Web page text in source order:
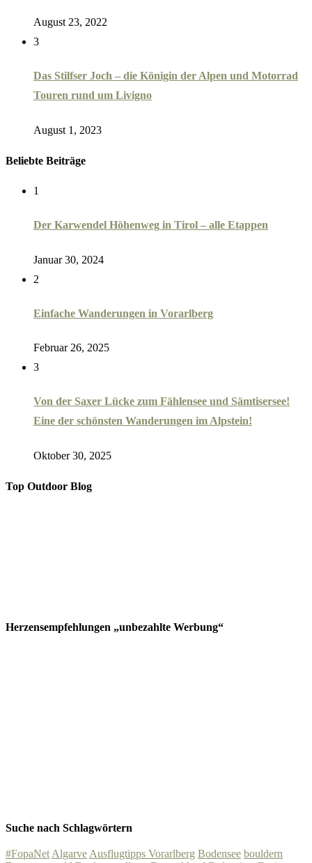
August 23, 2022
3
Das Stilfser Joch – die Königin der Alpen und Motorrad
Touren rund um Livigno
August 1, 2023
Beliebte Beiträge
1
Der Karwendel Höhenweg in Tirol – alle Etappen
Januar 30, 2024
2
Einfache Wanderungen in Vorarlberg
Februar 26, 2025
3
Von der Saxer Lücke zum Fählensee und Sämtisersee!
Eine der schönsten Wanderungen im Alpstein!
Oktober 30, 2025
Top Outdoor Blog
Herzensempfehlungen „unbezahlte Werbung“
Suche nach Schlagwörtern
#FopaNet Algarve Ausflugtipps Vorarlberg Bodensee bouldern